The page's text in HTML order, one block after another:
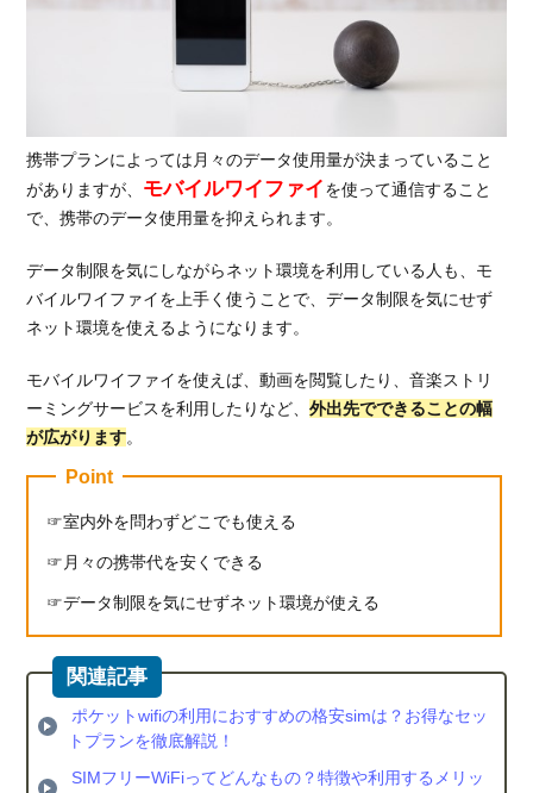
携帯プランによっては月々のデータ使用量が決まっていること
がありますが、 モバイルワイファイを使って通信すること
で、携帯のデータ使用量を抑えられます。
データ制限を気にしながらネット環境を利用している人も、モ
バイルワイファイを上手く使うことで、データ制限を気にせず
ネット環境を使えるようになります。
モバイルワイファイを使えば、動画を閲覧したり、音楽ストリ
ーミングサービスを利用したりなど、外出先でできることの幅
が広がります。
Point
室内外を問わずどこでも使える
月々の携帯代を安くできる
データ制限を気にせずネット環境が使える
ポケットwifiの利用におすすめの格安simは？お得なセッ
トプランを徹底解説！
SIMフリーWiFiってどんなもの？特徴や利用するメリッ